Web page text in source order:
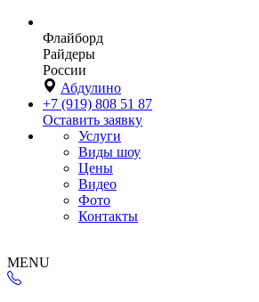
Флайборд
Райдеры
России
Абдулино
+7 (919) 808 51 87
Оставить заявку
Услуги
Виды шоу
Цены
Видео
Фото
Контакты
MENU